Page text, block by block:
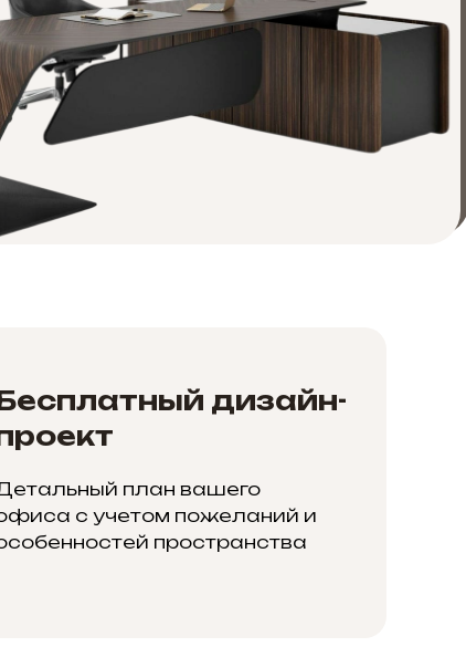
дизайн-
план вашего
с учетом пожеланий и
пространства